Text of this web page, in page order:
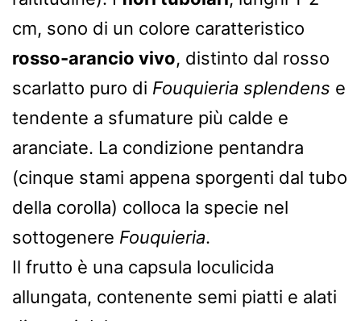
cm, sono di un colore caratteristico
rosso-arancio vivo, distinto dal rosso
scarlatto puro di Fouquieria splendens e
tendente a sfumature più calde e
aranciate. La condizione pentandra
(cinque stami appena sporgenti dal tubo
della corolla) colloca la specie nel
sottogenere Fouquieria.
Il frutto è una capsula loculicida
allungata, contenente semi piatti e alati